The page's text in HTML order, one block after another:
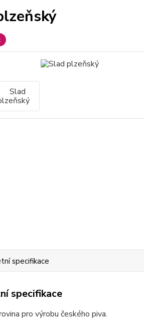
specifikace
specifikace
pro výrobu českého piva.